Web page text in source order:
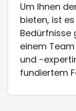
Um Ihnen
bieten, ist
Bedürfnisse
einem
und -
fundiertem